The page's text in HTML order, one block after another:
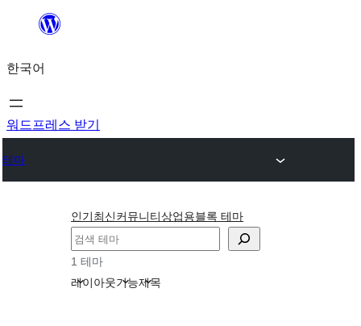
츠
로
바
가
한국어
워드프레스 받기
테마
인기최신커뮤니티상업용블록 테마
검
색
1 테마
레이아웃기능제목